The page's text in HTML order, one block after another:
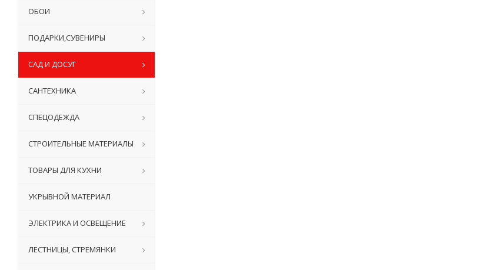
ОБОИ
ПОДАРКИ,СУВЕНИРЫ
САД И ДОСУГ
САНТЕХНИКА
СПЕЦОДЕЖДА
СТРОИТЕЛЬНЫЕ МАТЕРИАЛЫ
ТОВАРЫ ДЛЯ КУХНИ
УКРЫВНОЙ МАТЕРИАЛ
ЭЛЕКТРИКА И ОСВЕЩЕНИЕ
ЛЕСТНИЦЫ, СТРЕМЯНКИ